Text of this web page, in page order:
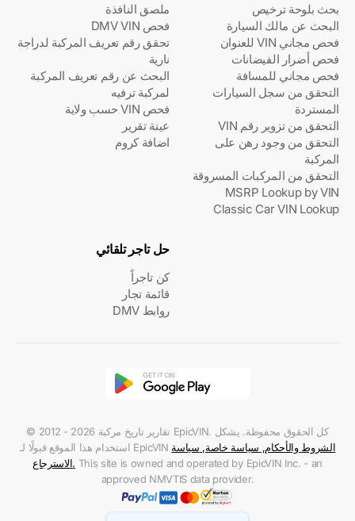
ملصق النافذة
فحص DMV VIN
تحقق رقم تعريف المركبة لدراجة
نارية
البحث عن رقم تعريف المركبة
لمركبة ترفيه
فحص VIN حسب ولاية
عينة تقرير
اضافة كروم
بحث بلوحة ترخيص
البحث عن مالك السيارة
فحص مجاني VIN للعنوان
فحص أضرار الفيضانات
فحص مجاني للمسافة
التحقق من سجل السيارات
المستردة
التحقق من تزوير رقم VIN
التحقق من وجود رهن على
المركبة
التحقق من المركبات المسروقة
MSRP Lookup by VIN
Classic Car VIN Lookup
حل تاجر تلقائي
كن تاجراً
قائمة تجار
روابط DMV
© 2012 - 2026 تقارير تاريخ مركبة EpicVIN. كل الحقوق محفوظة. يشكل
استخدام هذا الموقع قبولًا لـ EpicVIN
الشروط والأحكام, سياسة خاصة, سياسة
الاسترجاع. This site is owned and operated by EpicVIN Inc. - an
approved NMVTIS data provider.